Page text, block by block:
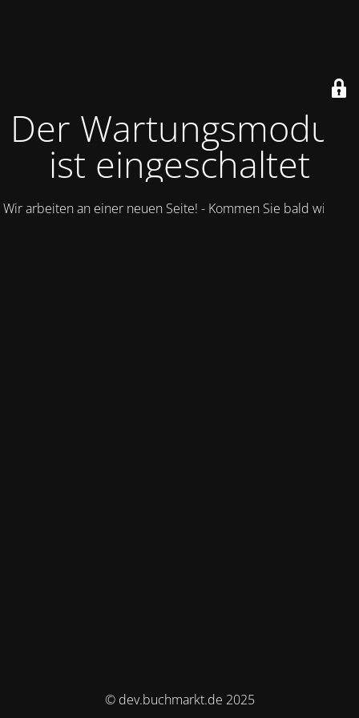
Der Wartungsmodus
ist eingeschaltet
Wir arbeiten an einer neuen Seite! - Kommen Sie bald wieder.
© dev.buchmarkt.de 2025